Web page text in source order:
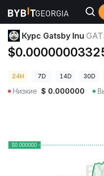
Цены криптовалют Курс
Курс Gatsby Inu
24H 7D 14D 30D
Низкие $ 0.000000